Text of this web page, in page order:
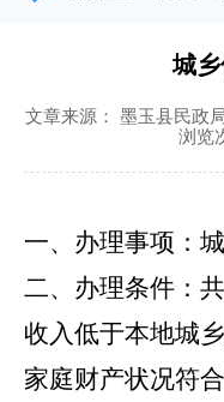
城
文章来源： 墨玉县民政
浏览
一、办理事项：
二、办理条件：
收入低于本地城
家庭财产状况符